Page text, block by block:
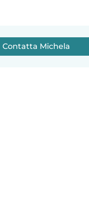
Contatta Michela